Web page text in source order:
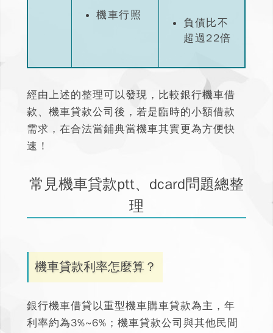
機車行照
負債比不
超過22倍
經由上述的整理可以發現， 比較銀行機車借
款、機車貸款公司後，若是臨時的小額借款
需求，在合法當鋪典當機車其實更為方便快
速 ！
常見機車貸款ptt、dcard問題總整
理
機車貸款利率怎麼算？
銀行機車借貸以重型機車購車貸款為主，年
利率約為3%~6%；機車貸款公司與其他民間